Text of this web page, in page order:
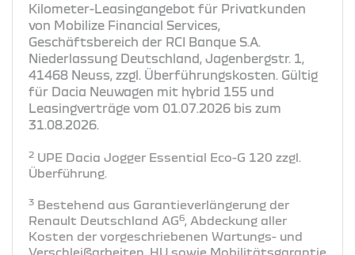
Kilometer-Leasingangebot für Privatkunden
von Mobilize Financial Services,
Geschäftsbereich der RCI Banque S.A.
Niederlassung Deutschland, Jagenbergstr. 1,
41468 Neuss, zzgl. Überführungskosten. Gültig
für Dacia Neuwagen mit hybrid 155 und
Leasingverträge vom 01.07.2026 bis zum
31.08.2026.
2 UPE Dacia Jogger Essential Eco-G 120 zzgl.
Überführung​.
3 Bestehend aus Garantieverlängerung der
Renault Deutschland AG6
, Abdeckung aller
Kosten der vorgeschriebenen Wartungs- und
Verschleißarbeiten, HU sowie Mobilitätsgarantie